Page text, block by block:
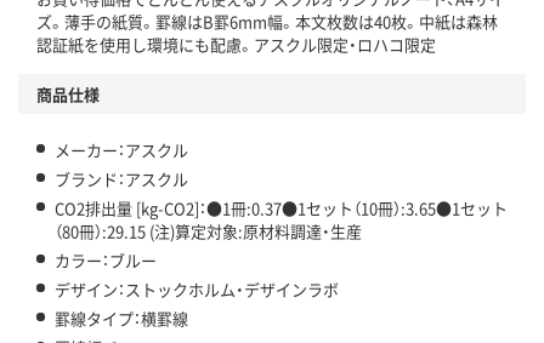
この商品の環境配慮ポイントです。下記商品詳細「
アスクル商品環境スコア詳細／加点項目
」で確認できます。
ズ。薄手の紙質。罫線はB罫6mm幅。本文枚数は40枚。中紙は森林
認証紙を使用し環境にも配慮。アスクル限定・ロハコ限定
商品仕様
メーカー：アスクル
ブランド：アスクル
CO2排出量 [kg-CO2]：●1冊:0.37●1セット（10冊）:3.65●1セット
（80冊）:29.15 (注)算定対象:原材料調達・生産
カラー：ブルー
デザイン：ストックホルム・デザインラボ
罫線タイプ：横罫線